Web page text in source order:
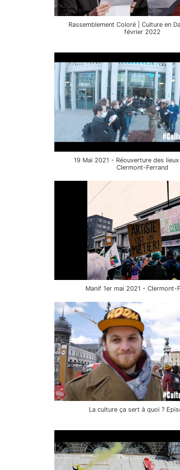
Rassemblement Coloré | Culture en
février 2022
19 Mai 2021 - Réouverture des
Clermont-Ferrand
Manif 1er mai 2021 - Clermont-
La culture ça sert à quoi ?